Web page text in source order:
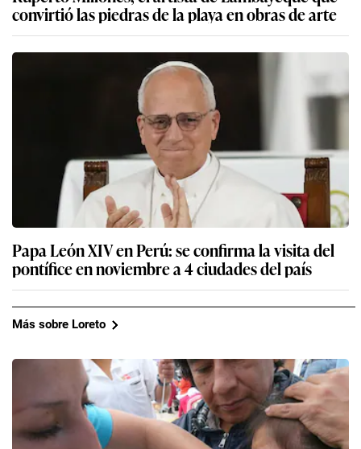
convirtió las piedras de la playa en obras de arte
Papa León XIV en Perú: se confirma la visita del
pontífice en noviembre a 4 ciudades del país
Más sobre Loreto